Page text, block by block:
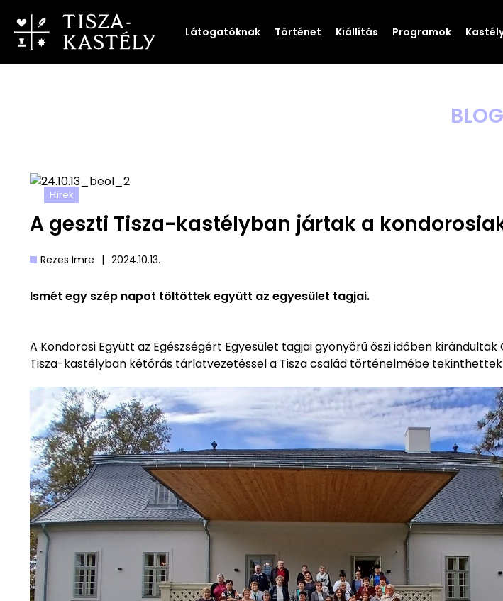
Látogatóknak Történet Kiállítás Programok
BLOG
Hírek
A geszti Tisza-kastélyban jártak a
Rezes Imre | 2024.10.13.
Ismét egy szép napot töltöttek együtt az egyesület tagjai.
A Kondorosi Együtt az Egészségért Egyesület tagjai gyönyörű őszi időben kirándultak
Tisza-kastélyban kétórás tárlatvezetéssel a Tisza család történelmébe tekinthettek